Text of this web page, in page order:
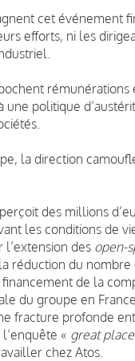
cet événement
efforts, ni les
rémunérations
une politique
la direction
des millions
les conditions de
des open-
réduction du
de la
du groupe en France.
fracture profonde
« great
chez Atos.